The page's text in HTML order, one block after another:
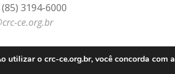
3194-6000
ce.org.br
utilizar o crc-ce.org.br, você concorda com a